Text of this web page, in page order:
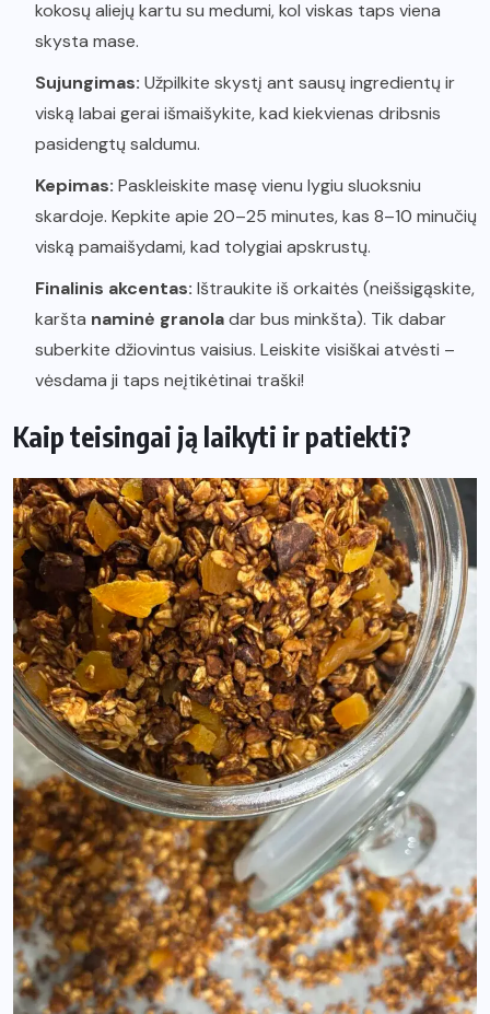
kokosų aliejų kartu su medumi, kol viskas taps viena
skysta mase.
Sujungimas: Užpilkite skystį ant sausų ingredientų ir
viską labai gerai išmaišykite, kad kiekvienas dribsnis
pasidengtų saldumu.
Kepimas: Paskleiskite masę vienu lygiu sluoksniu
skardoje. Kepkite apie 20–25 minutes, kas 8–10 minučių
viską pamaišydami, kad tolygiai apskrustų.
Finalinis akcentas: Ištraukite iš orkaitės (neišsigąskite,
karšta naminė granoladar bus minkšta). Tik dabar
suberkite džiovintus vaisius. Leiskite visiškai atvėsti –
vėsdama ji taps neįtikėtinai traški!
Kaip teisingai ją laikyti ir patiekti?